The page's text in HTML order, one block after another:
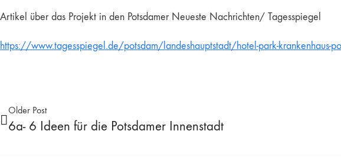
Artikel über das Projekt in den Potsdamer Neueste Nachrichten/ Tagesspiegel
https://www.tagesspiegel.de/potsdam/landeshauptstadt/hotel-park-krankenhaus-
6a- 6 Ideen für die Potsdamer Innenstadt
Older Post